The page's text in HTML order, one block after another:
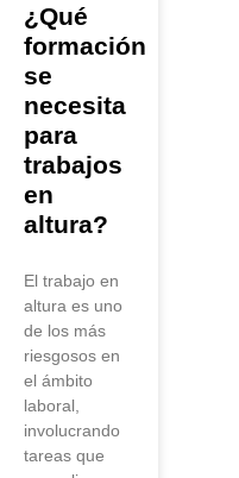
¿Qué
formación
se
necesita
para
trabajos
en
altura?
El trabajo en
altura es uno
de los más
riesgosos en
el ámbito
laboral,
involucrando
tareas que